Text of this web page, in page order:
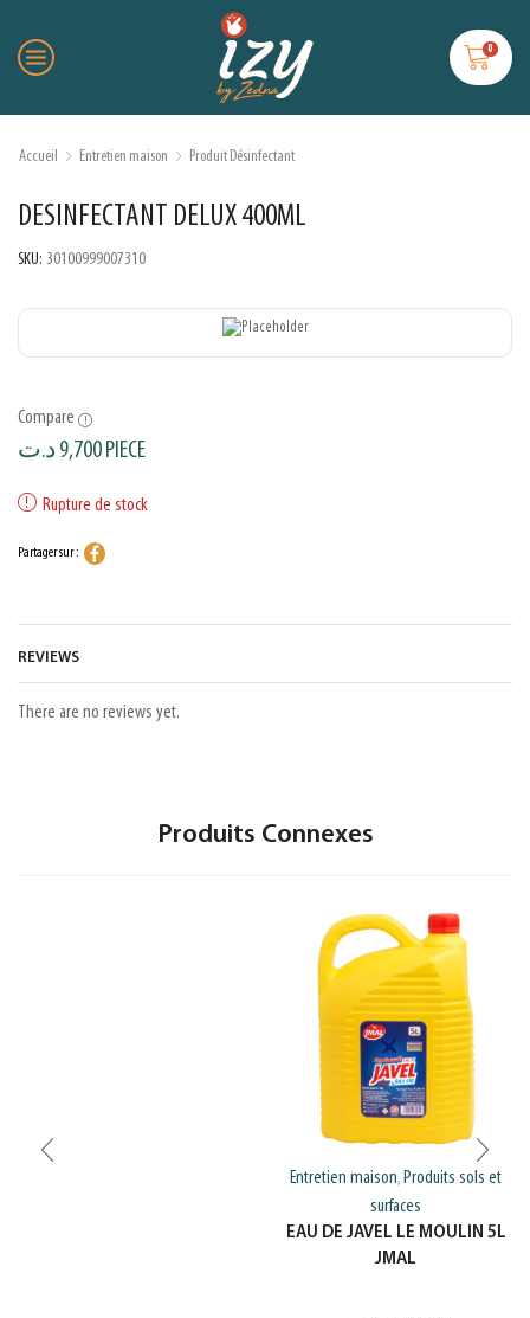
0
Accueil Entretien maison Produit Désinfectant
DESINFECTANT DELUX 400ML
SKU: 30100999007310
Compare
9,700د.ت PIECE
Rupture de stock
Partager sur :
REVIEWS
There are no reviews yet.
Produits Connexes
Entretien maison, Produits sols et
surfaces
EAU DE JAVEL LE MOULIN 5L
JMAL